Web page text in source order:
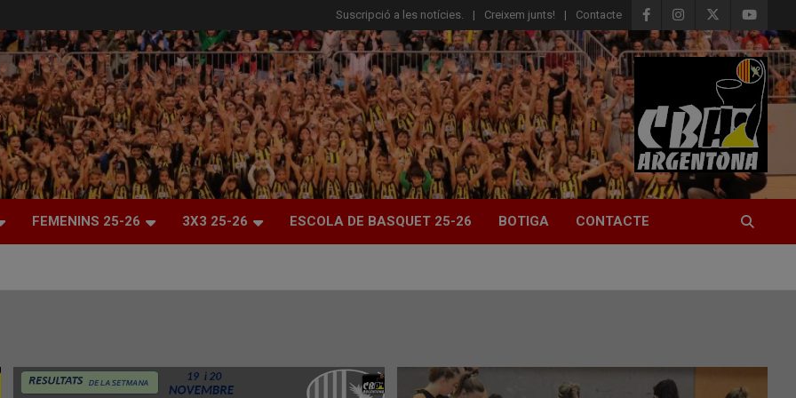
Suscripció a les notícies. Creixem junts! Contacte
FEMENINS 25-26 3X3 25-26 ESCOLA DE BASQUET 25-26 BOTIGA CONTACTE